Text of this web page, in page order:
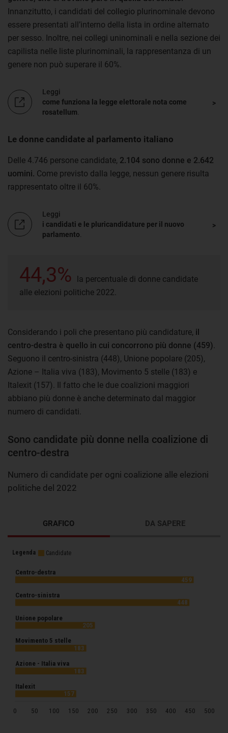
Innanzitutto, i candidati del collegio plurinominale devono
essere presentati all’interno della lista in ordine alternato
per sesso. Inoltre, nei collegi uninominali e nella sezione dei
capilista nelle liste plurinominali, la rappresentanza di un
genere non può superare il 60%.
Leggi
come funziona la legge elettorale nota come
rosatellum
Le donne candidate al parlamento italiano
Delle 4.746 persone candidate, 2.104 sono donne e 2.642
uomini. Come previsto dalla legge, nessun genere risulta
rappresentato oltre il 60%.
Leggi
i candidati e le pluricandidature per il nuovo
parlamento
44,3%
la percentuale di donne candidate
alle elezioni politiche 2022.
Considerando i poli che presentano più candidature, il
centro-destra è quello in cui concorrono più donne (459).
Seguono il centro-sinistra (448), Unione popolare (205),
Azione – Italia viva (183), Movimento 5 stelle (183) e
Italexit (157). Il fatto che le due coalizioni maggiori
abbiano più donne è anche determinato dal maggior
numero di candidati.
Sono candidate più donne nella coalizione di
centro-destra
Numero di candidate per ogni coalizione alle elezioni
politiche del 2022
GRAFICO DA SAPERE